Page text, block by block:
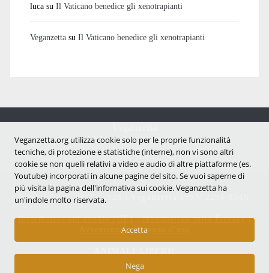
lucasu Il Vaticano benedice gli xenotrapianti
Veganzettasu Il Vaticano benedice gli xenotrapianti
Notizie dal mondo vegan e antispecista
Copyright © 2007 - 2026 |
Informativa sui cookie (UE)|Informativa sulla Privacy|
Avvertenze e Licenza d'uso
Veganzetta.org utilizza cookie solo per le proprie funzionalità
tecniche, di protezione e statistiche (interne), non vi sono altri
cookie se non quelli relativi a video e audio di altre piattaforme (es.
Youtube) incorporati in alcune pagine del sito. Se vuoi saperne di
più visita la pagina dell'infornativa sui cookie. Veganzetta ha
un'indole molto riservata.
Accetta
Nega